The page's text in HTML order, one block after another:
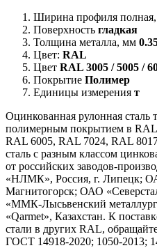
Ширина профиля
Поверхность гладкая
Толщина металла, мм
Цвет: RAL
Цвет RAL 3005 / 5005 /
Покрытие Полимер
Единицы измерения т
Оцинкованная рулонная
полимерным покрытием в
RAL 6005, RAL 7024, RAL
сталь с разным классом
от российских заводов-
«НЛМК», Россия, г. Липецк;
Магнитогорск; ОАО
«ММК-Лысьвенский
«Qarmet», Казахстан. К
стали в других RAL,
ГОСТ 14918-2020; 1050-2013;